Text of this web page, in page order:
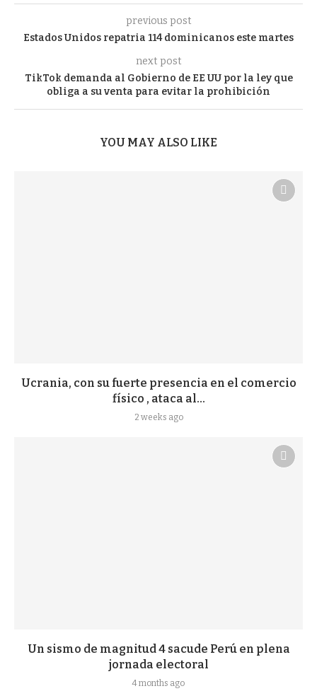
previous post
Estados Unidos repatria 114 dominicanos este martes
next post
TikTok demanda al Gobierno de EE UU por la ley que
obliga a su venta para evitar la prohibición
YOU MAY ALSO LIKE
Ucrania, con su fuerte presencia en el comercio
físico , ataca al...
2 weeks ago
Un sismo de magnitud 4 sacude Perú en plena
jornada electoral
4 months ago